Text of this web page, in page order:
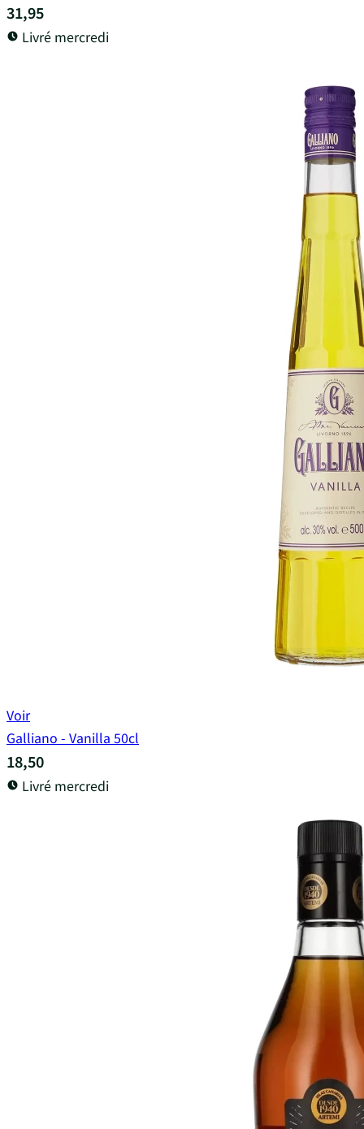
31,95
Livré mercredi
Voir
Galliano - Vanilla 50cl
18,50
Livré mercredi